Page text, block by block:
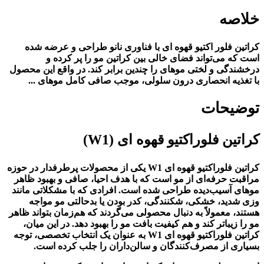
خلاصه
کراتین فلور اکتیو قهوه ای با فناوری نانو طراحی و عرضه شده
است که می‌تواند فضای خالی بین کراتین مو را پر کرده و
درخشندگی و لختی موهای را چندین برابر کند. در واقع این محصول
با تغذیه انحصاری درون سلولی، موجب صافی کامل موهای ...
توضیحات
کراتین فلوراکتیو قهوه ای (W1)
کراتین فلوراکتیو قهوه ای W1 یکی از محصولات پرطرفدار در حوزه
مراقبت حرفه‌ای از مو است که با هدف احیا، صافی و بهبود ظاهر
موهای آسیب‌دیده طراحی شده است. افرادی که با مشکلاتی مانند
وزی شدید، خشکی، شکنندگی، کدر بودن یا بدحالتی مو مواجه
هستند، معمولاً به دنبال محصولی می‌گردند که هم‌زمان بتواند ظاهر
مو را زیباتر کند و هم کیفیت بافت مو را بهبود دهد. در این میان،
کراتین فلوراکتیو قهوه ای W1 به عنوان یک انتخاب تخصصی، توجه
بسیاری از مصرف‌کنندگان و سالن‌داران را جلب کرده است.